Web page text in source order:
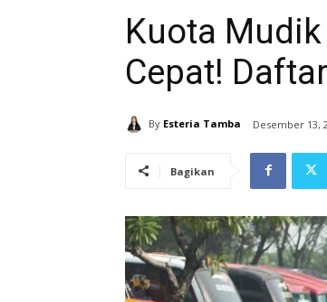
Kuota
Cepat!
By Esteria Tamba Desember 13,
Bagikan